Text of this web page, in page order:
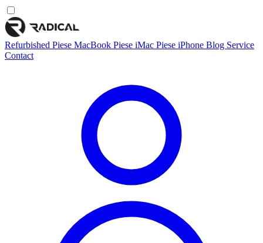
Refurbished Piese MacBook Piese iMac Piese iPhone Blog Service
Contact